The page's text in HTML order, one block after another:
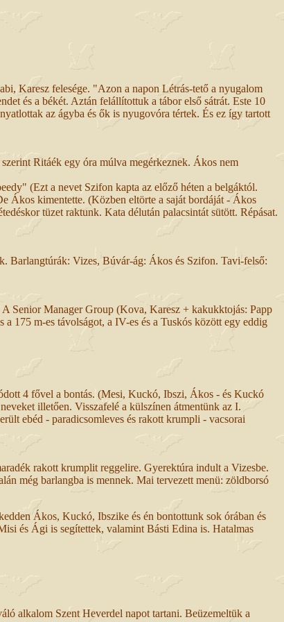
Karesz felesége. "Azon a napon Létrás-tető a nyugalom
és a békét. Aztán felállítottuk a tábor első sátrát. Este 10
az ágyba és ők is nyugovóra tértek. És ez így tartott
Ritáék egy óra múlva megérkeznek. Ákos nem
(Ezt a nevet Szifon kapta az előző héten a belgáktól.
Ákos kimentette. (Közben eltörte a saját bordáját - Ákos
tüzet raktunk. Kata délután palacsintát sütött. Répásat.
Barlangtúrák: Vizes, Búvár-ág: Ákos és Szifon. Tavi-felső:
Senior Manager Group (Kova, Karesz + kakukktojás: Papp
175 m-es távolságot, a IV-es és a Tuskós között egy eddig
4 fővel a bontás. (Mesi, Kuckó, Ibszi, Ákos - és Kuckó
illetően. Visszafelé a külszínen átmentünk az I.
ebéd - paradicsomleves és rakott krumpli - vacsorai
rakott krumplit reggelire. Gyerektúra indult a Vizesbe.
még barlangba is mennek. Mai tervezett menü: zöldborsó
Ákos, Kuckó, Ibszike és én bontottunk sok órában és
és Ági is segítettek, valamint Básti Edina is. Hatalmas
alkalom Szent Heverdel napot tartani. Beüzemeltük a